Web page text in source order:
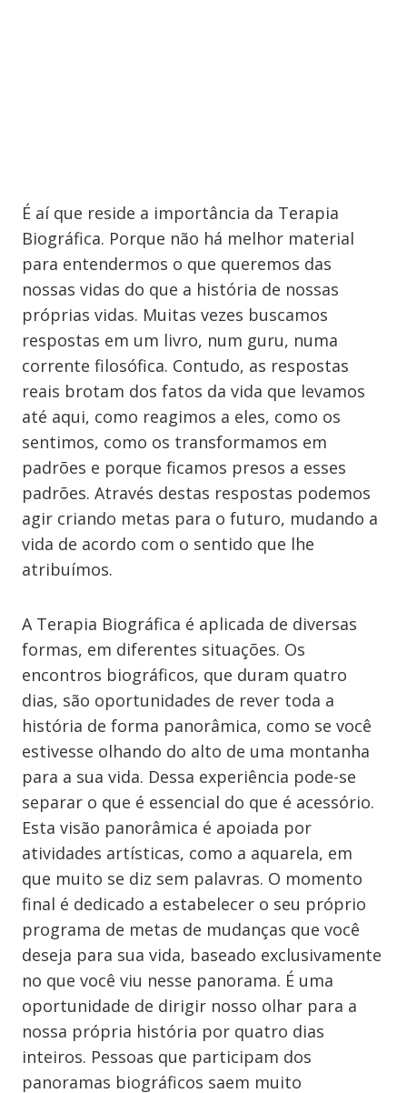
É aí que reside a importância da Terapia
Biográfica. Porque não há melhor material
para entendermos o que queremos das
nossas vidas do que a história de nossas
próprias vidas. Muitas vezes buscamos
respostas em um livro, num guru, numa
corrente filosófica. Contudo, as respostas
reais brotam dos fatos da vida que levamos
até aqui, como reagimos a eles, como os
sentimos, como os transformamos em
padrões e porque ficamos presos a esses
padrões. Através destas respostas podemos
agir criando metas para o futuro, mudando a
vida de acordo com o sentido que lhe
atribuímos.
A Terapia Biográfica é aplicada de diversas
formas, em diferentes situações. Os
encontros biográficos, que duram quatro
dias, são oportunidades de rever toda a
história de forma panorâmica, como se você
estivesse olhando do alto de uma montanha
para a sua vida. Dessa experiência pode-se
separar o que é essencial do que é acessório.
Esta visão panorâmica é apoiada por
atividades artísticas, como a aquarela, em
que muito se diz sem palavras. O momento
final é dedicado a estabelecer o seu próprio
programa de metas de mudanças que você
deseja para sua vida, baseado exclusivamente
no que você viu nesse panorama. É uma
oportunidade de dirigir nosso olhar para a
nossa própria história por quatro dias
inteiros. Pessoas que participam dos
panoramas biográficos saem muito